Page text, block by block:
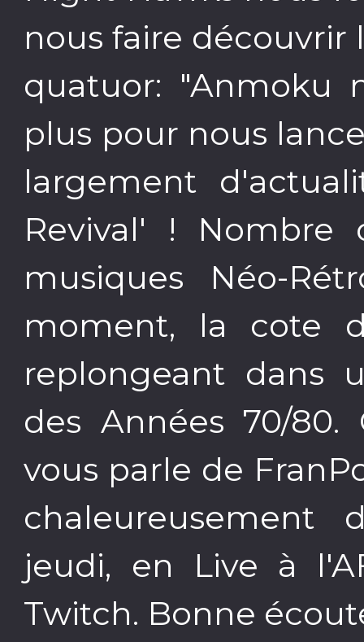
nous faire
quatuor: "Anmoku
plus pour nous
largement
Revival' ! Nombre
musiques Néo-
moment, la cote
replongeant dans
des Années 70/80.
vous parle de
chaleureusement
jeudi, en Live à
Twitch. Bonne